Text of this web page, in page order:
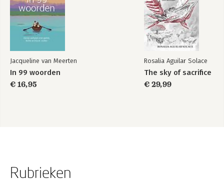
Jacqueline van Meerten
In 99 woorden
€ 16,95
Rosalia Aguilar Solace
The sky of sacrifice
€ 29,99
Rubrieken